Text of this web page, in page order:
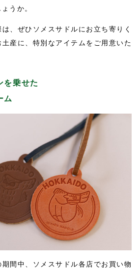
うか。
、ぜひソメスサドルにお立ち寄りく
産に、特別なアイテムをご用意いた
を乗せた
ム
間中、ソメスサドル各店でお買い物